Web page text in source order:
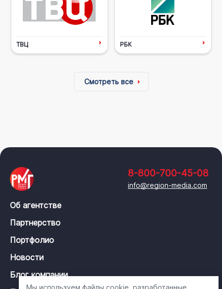
ТВЦ РБК
Смотреть все
8-800-700-45-08
info@region-media.com
Об агентстве
Партнерство
Портфолио
Новости
Блог компании
Мы используем файлы cookie, разработанные